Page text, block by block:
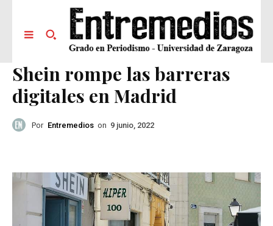
Shein rompe las barreras
digitales en Madrid
Por Entremedios on 9 junio, 2022